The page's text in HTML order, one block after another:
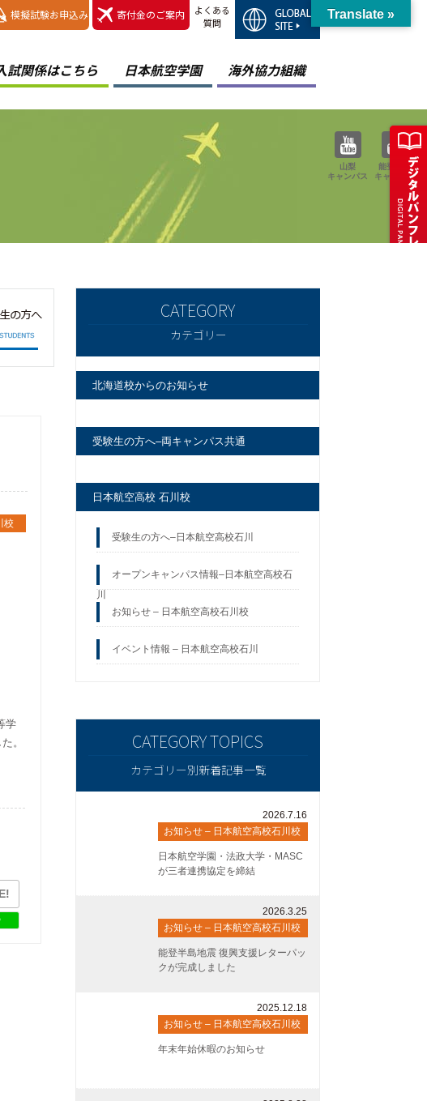
模擬試験お申込み 寄付金のご案内
よくある
質問
試関係はこちら 日本航空学園 海外協力組織
山梨
キャンパス
能登空港
キャンパス
校
学
。
カテゴリー
北海道校からのお知らせ
受験生の方へ–両キャンパス共通
日本航空高校 石川校
受験生の方へ–日本航空高校石川
オープンキャンパス情報–日本航空高校石
川
お知らせ – 日本航空高校石川校
イベント情報 – 日本航空高校石川
カテゴリー別新着記事一覧
2026.7.16
お知らせ – 日本航空高校石川校
日本航空学園・法政大学・MASC
が三者連携協定を締結
2026.3.25
お知らせ – 日本航空高校石川校
能登半島地震 復興支援レターパッ
クが完成しました
2025.12.18
お知らせ – 日本航空高校石川校
年末年始休暇のお知らせ
Translate »